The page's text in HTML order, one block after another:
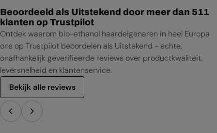
Beoordeeld als Uitstekend door meer dan 511
klanten op Trustpilot
Ontdek waarom bio-ethanol haardeigenaren in heel Europa
ons op Trustpilot beoordelen als Uitstekend - echte,
onafhankelijk geverifieerde reviews over productkwaliteit,
leversnelheid en klantenservice.
Bekijk alle reviews